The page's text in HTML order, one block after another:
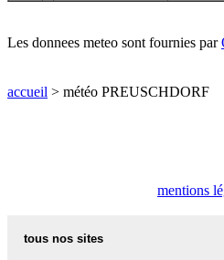
Les donnees meteo sont fournies par
accueil > météo PREUSCHDORF
mentions
tous nos sites